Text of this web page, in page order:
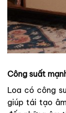
Công suất
Loa có công
giúp tái tạo